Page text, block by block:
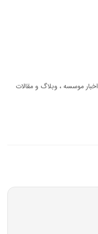
اخبار موسسه وبلاگ و مقالات